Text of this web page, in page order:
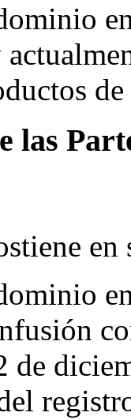
las
en
de